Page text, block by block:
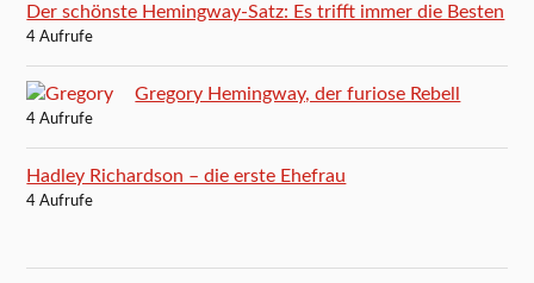
Der schönste Hemingway-Satz: Es trifft immer die Besten
4 Aufrufe
Gregory Hemingway, der furiose Rebell
4 Aufrufe
Hadley Richardson – die erste Ehefrau
4 Aufrufe